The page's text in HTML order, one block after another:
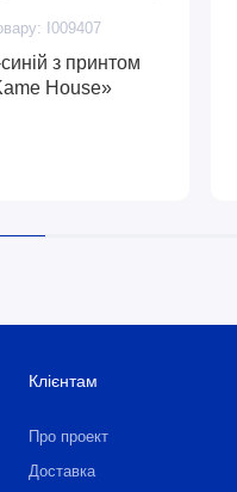
I009407
з принтом
House»
Клієнтам
Про проект
Доставка